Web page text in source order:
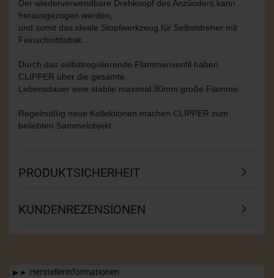
Der wiederverwendbare Drehknopf des Anzünders kann
herausgezogen werden,
und somit das ideale Stopfwerkzeug für Selbstdreher mit
Feinschnitttabak.
Durch das selbstregulierende Flammenventil haben
CLIPPER über die gesamte
Lebensdauer eine stabile maximal 30mm große Flamme.
Regelmäßig neue Kollektionen machen CLIPPER zum
beliebten Sammelobjekt.
PRODUKTSICHERHEIT
KUNDENREZENSIONEN
Herstellerinformationen